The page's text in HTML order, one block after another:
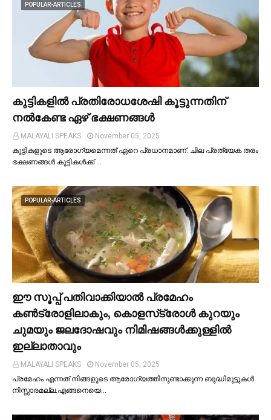
POPULAR-ARTICLES
കുട്ടികളില്‍ പ്രതിരോധശേഷി കൂട്ടുന്നതിന്
നല്‍കേണ്ട ഏഴ് ഭക്ഷണങ്ങള്‍
MALAYALI SPEAKS
November 05, 2025
കുട്ടികളുടെ ആരോഗ്യമെന്നത് ഏറെ പ്രധാനമാണ്. ചില പ്രത്യേക തരം
ഭക്ഷണങ്ങള്‍ കുട്ടികള്‍ക്ക് …
POPULAR-ARTICLES
ഈ സൂപ്പ് പതിവാക്കിയാല്‍ പ്രമേഹം
കണ്‍ട്രോളിലാകും, കൊളസ്‌ട്രോള്‍ കുറയും
ചുമയും ജലദോഷവും നിമിഷങ്ങള്‍ക്കുള്ളില്‍
ഇല്ലാതാവും
MALAYALI SPEAKS
November 05, 2025
പ്രമേഹം എന്നത് നിങ്ങളുടെ ആരോഗ്യത്തിനുണ്ടാക്കുന്ന ബുദ്ധിമുട്ടുകള്‍
നിസ്സാരമല്ല.എങ്ങനെയെ…